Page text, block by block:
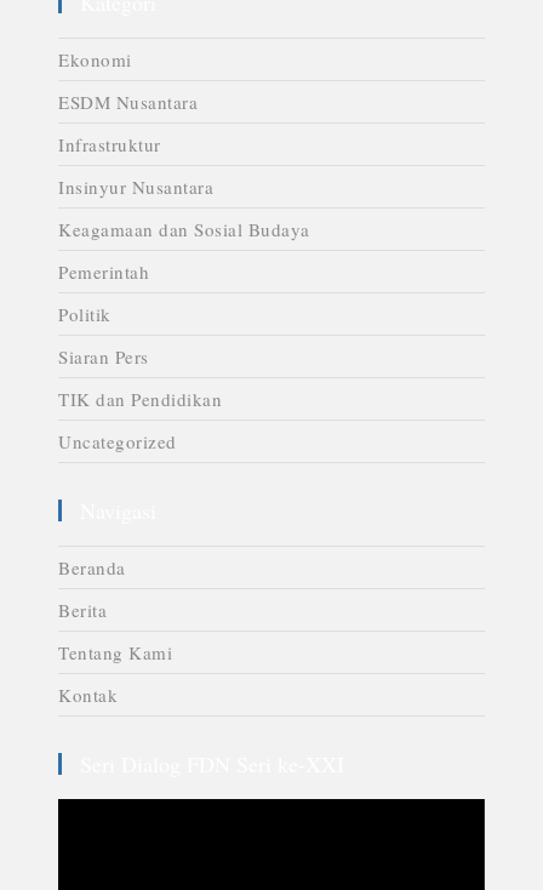
Ekonomi
ESDM Nusantara
Infrastruktur
Insinyur Nusantara
Keagamaan dan Sosial Budaya
Pemerintah
Politik
Siaran Pers
TIK dan Pendidikan
Uncategorized
Beranda
Berita
Tentang Kami
Kontak